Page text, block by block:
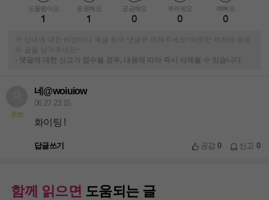
도움됐어요
1
응원해요
1
궁금해요
0
부러워요
0
예뻐요
0
※ 상대에 대한 비방이나 욕설 등의 댓글은 피해주세요! 따뜻한 격려와 응원
-
댓글에 대한 신고가 접수될 경우, 내용에 따라 즉시 삭제될 수 있습니다.
초보
네@woiuiow
06.27 23:15
화이팅 !
답글쓰기 공감0 신고 0
함께 읽으면 도움되는 글